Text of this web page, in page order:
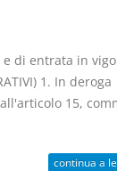
di entrata in
1. In deroga
15,
continua a